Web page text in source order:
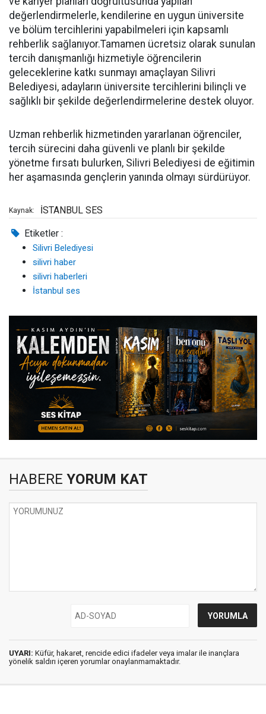
değerlendirmelerle, kendilerine en uygun üniversite
ve bölüm tercihlerini yapabilmeleri için kapsamlı
rehberlik sağlanıyor.Tamamen ücretsiz olarak sunulan
tercih danışmanlığı hizmetiyle öğrencilerin
geleceklerine katkı sunmayı amaçlayan Silivri
Belediyesi, adayların üniversite tercihlerini bilinçli ve
sağlıklı bir şekilde değerlendirmelerine destek oluyor.
Uzman rehberlik hizmetinden yararlanan öğrenciler,
tercih sürecini daha güvenli ve planlı bir şekilde
yönetme fırsatı bulurken, Silivri Belediyesi de eğitimin
her aşamasında gençlerin yanında olmayı sürdürüyor.
Kaynak: İSTANBUL SES
Etiketler :
Silivri Belediyesi
silivri haber
silivri haberleri
İstanbul ses
HABERE YORUM KAT
UYARI: Küfür, hakaret, rencide edici ifadeler veya imalar ile inançlara
yönelik saldırı içeren yorumlar onaylanmamaktadır.